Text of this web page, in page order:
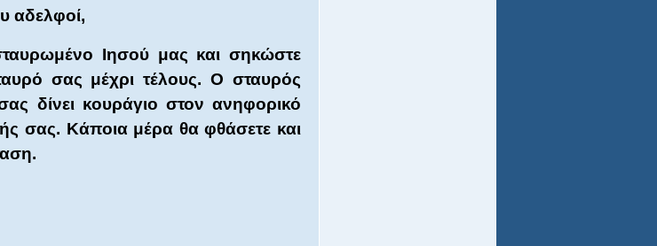
αδελφοί,
Ιησού μας και σηκώστε
σας μέχρι τέλους. Ο σταυρός
δίνει κουράγιο στον ανηφορικό
σας. Κάποια μέρα θα φθάσετε και